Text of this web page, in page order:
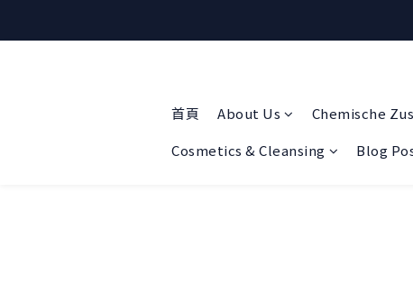
首頁 About Us Chemische
Cosmetics & Cleansing
Blog